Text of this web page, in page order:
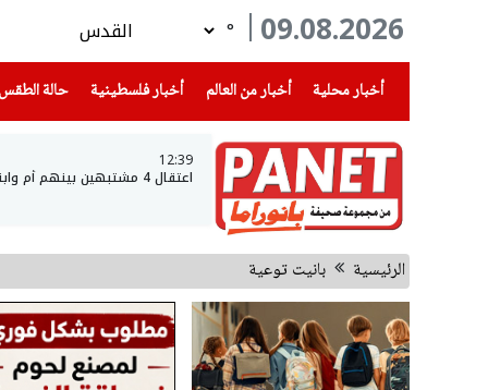
09.08.2026
°
أخبار محلية
(current) أخبار من العالم أخبار فلسطينية(current) حالة الطقس
12:39
اعتقال 4 مشتبهين بينهم أم وابنها بجريمة قتل وفاء بدران في البعنة
الرئيسية بانيت توعية